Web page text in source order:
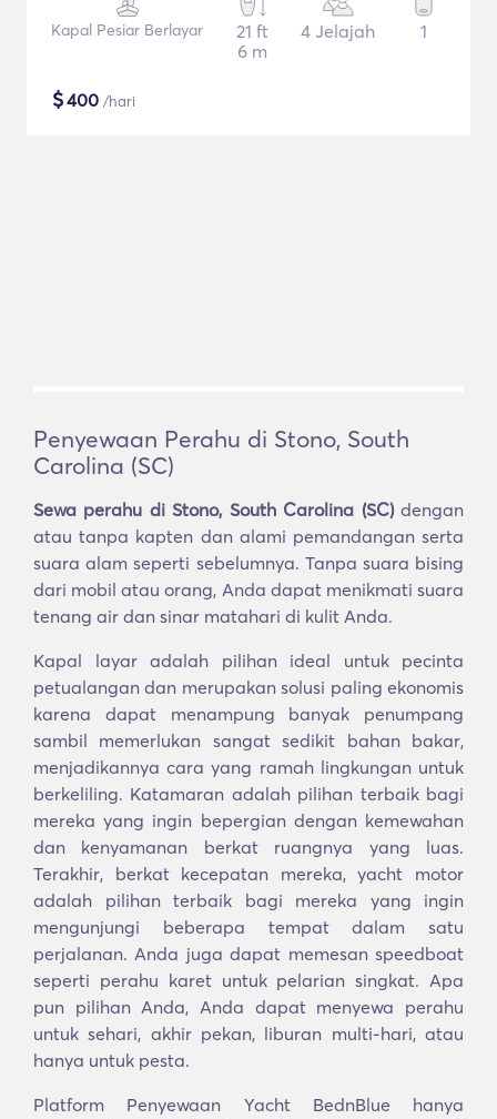
Kapal Pesiar Berlayar
21 ft
6 m
4 Jelajah 1
$400 /hari
Penyewaan Perahu di Stono, South
Carolina (SC)
Sewa perahu di Stono, South Carolina (SC)dengan
atau tanpa kapten dan alami pemandangan serta
suara alam seperti sebelumnya. Tanpa suara bising
dari mobil atau orang, Anda dapat menikmati suara
tenang air dan sinar matahari di kulit Anda.
Kapal layar adalah pilihan ideal untuk pecinta
petualangan dan merupakan solusi paling ekonomis
karena dapat menampung banyak penumpang
sambil memerlukan sangat sedikit bahan bakar,
menjadikannya cara yang ramah lingkungan untuk
berkeliling. Katamaran adalah pilihan terbaik bagi
mereka yang ingin bepergian dengan kemewahan
dan kenyamanan berkat ruangnya yang luas.
Terakhir, berkat kecepatan mereka, yacht motor
adalah pilihan terbaik bagi mereka yang ingin
mengunjungi beberapa tempat dalam satu
perjalanan. Anda juga dapat memesan speedboat
seperti perahu karet untuk pelarian singkat. Apa
pun pilihan Anda, Anda dapat menyewa perahu
untuk sehari, akhir pekan, liburan multi-hari, atau
hanya untuk pesta.
Platform Penyewaan Yacht BednBlue hanya